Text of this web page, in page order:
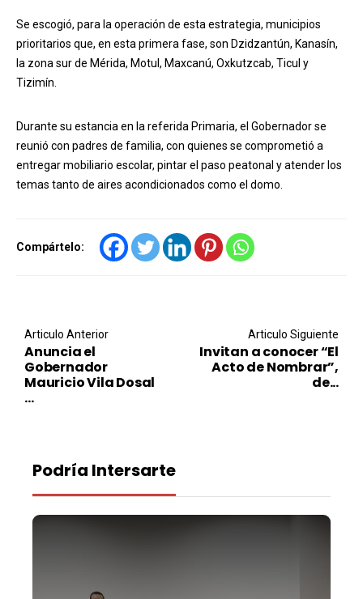
Se escogió, para la operación de esta estrategia, municipios
prioritarios que, en esta primera fase, son Dzidzantún, Kanasín,
la zona sur de Mérida, Motul, Maxcanú, Oxkutzcab, Ticul y
Tizimín.
Durante su estancia en la referida Primaria, el Gobernador se
reunió con padres de familia, con quienes se comprometió a
entregar mobiliario escolar, pintar el paso peatonal y atender los
temas tanto de aires acondicionados como el domo.
Compártelo:
Post navigation
Articulo Anterior
Anuncia el
Gobernador
Mauricio Vila Dosal
...
Articulo Siguiente
Invitan a conocer “El
Acto de Nombrar”,
de...
Podría Intersarte